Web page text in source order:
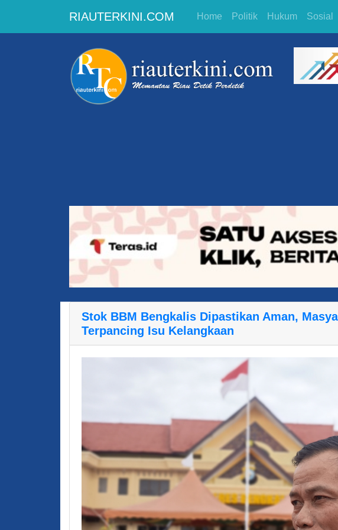
RIAUTERKINI.COM Home Politik Hukum Sosial
Stok BBM Bengkalis Dipastikan Aman,
Terpancing Isu Kelangkaan